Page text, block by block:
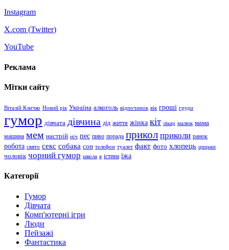
Instagram
X.com (Twitter)
YouTube
Реклама
Мітки сайту
Віталій Кличко Новий рік Україна алкоголь відпочинок вік гроші груди
гумор дівчата дівчина дід життя жінка кіт лікар малюк мама
машина мем настрій ніч пес пиво порада прикол приколи ранок
робота свято секс собака сон телефон туалет факт фото хлопець цицьки
чоловік чорний гумор школа я істина їжа
Категорії
Гумор
Дівчата
Комп'ютерні ігри
Люди
Пейзажі
Фантастика